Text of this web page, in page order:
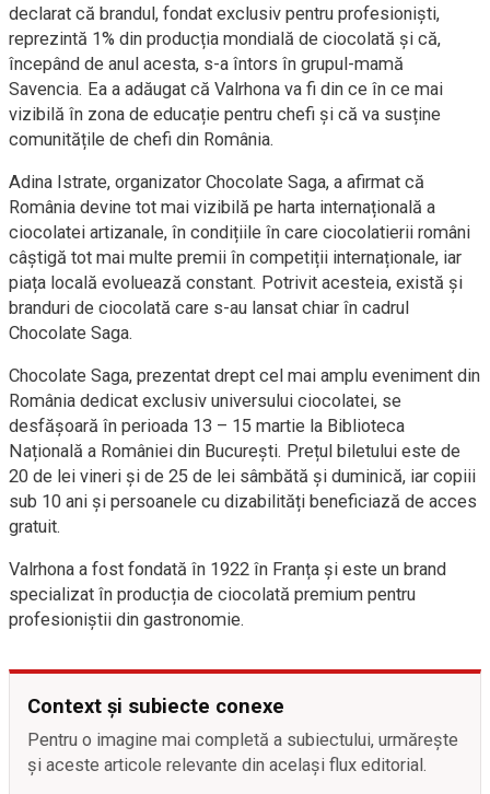
declarat că brandul, fondat exclusiv pentru profesioniști,
reprezintă 1% din producția mondială de ciocolată și că,
începând de anul acesta, s-a întors în grupul-mamă
Savencia. Ea a adăugat că Valrhona va fi din ce în ce mai
vizibilă în zona de educație pentru chefi și că va susține
comunitățile de chefi din România.
Adina Istrate, organizator Chocolate Saga, a afirmat că
România devine tot mai vizibilă pe harta internațională a
ciocolatei artizanale, în condițiile în care ciocolatierii români
câștigă tot mai multe premii în competiții internaționale, iar
piața locală evoluează constant. Potrivit acesteia, există și
branduri de ciocolată care s-au lansat chiar în cadrul
Chocolate Saga.
Chocolate Saga, prezentat drept cel mai amplu eveniment din
România dedicat exclusiv universului ciocolatei, se
desfășoară în perioada 13 – 15 martie la Biblioteca
Națională a României din București. Prețul biletului este de
20 de lei vineri și de 25 de lei sâmbătă și duminică, iar copiii
sub 10 ani și persoanele cu dizabilități beneficiază de acces
gratuit.
Valrhona a fost fondată în 1922 în Franța și este un brand
specializat în producția de ciocolată premium pentru
profesioniștii din gastronomie.
Context și subiecte conexe
Pentru o imagine mai completă a subiectului, urmărește
și aceste articole relevante din același flux editorial.